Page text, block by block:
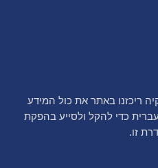
ריכזנו באתר את כול המידע
כדי להקל ולסייע בהפקת
זו.